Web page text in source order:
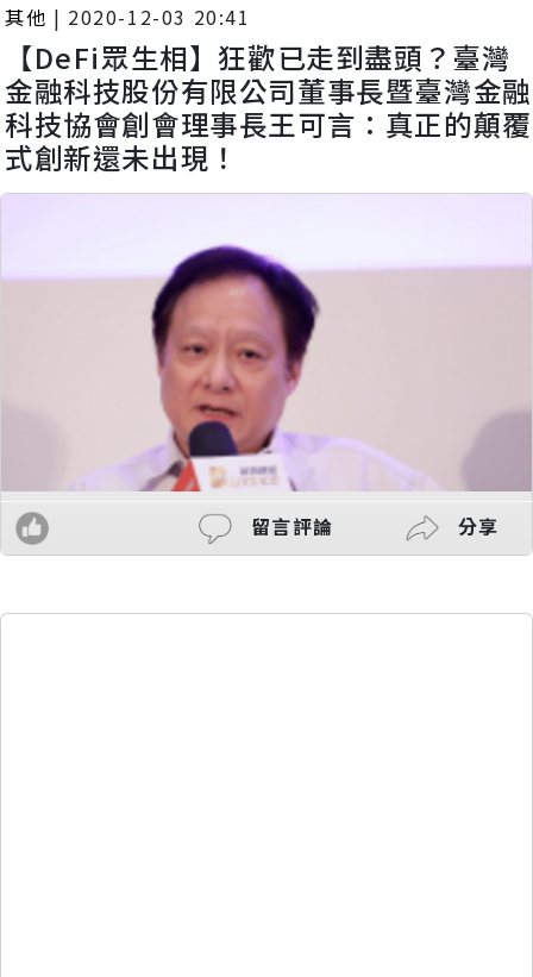
其他 | 2020-12-03 20:41
【DeFi眾生相】狂歡已走到盡頭？臺灣
金融科技股份有限公司董事長暨臺灣金融
科技協會創會理事長王可言：真正的顛覆
式創新還未出現！
留言評論 分享